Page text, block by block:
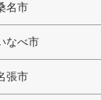
名市
なべ市
張市